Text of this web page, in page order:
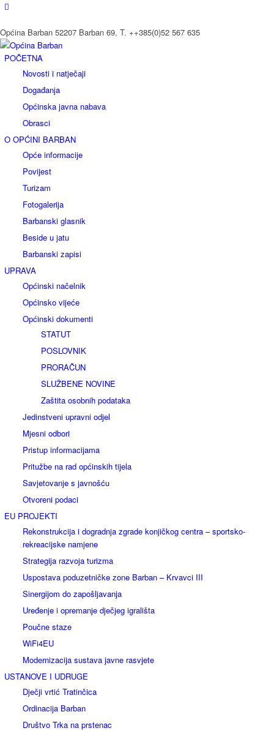
Općina Barban 52207 Barban 69, T. ++385(0)52 567 635
POČETNA
Novosti i natječaji
Događanja
Općinska javna nabava
Obrasci
O OPĆINI BARBAN
Opće informacije
Povijest
Turizam
Fotogalerija
Barbanski glasnik
Beside u jatu
Barbanski zapisi
UPRAVA
Općinski načelnik
Općinsko vijeće
Općinski dokumenti
STATUT
POSLOVNIK
PRORAČUN
SLUŽBENE NOVINE
Zaštita osobnih podataka
Jedinstveni upravni odjel
Mjesni odbori
Pristup informacijama
Pritužbe na rad općinskih tijela
Savjetovanje s javnošću
Otvoreni podaci
EU PROJEKTI
Rekonstrukcija i dogradnja zgrade konjičkog centra – sportsko-
rekreacijske namjene
Strategija razvoja turizma
Uspostava poduzetničke zone Barban – Krvavci III
Sinergijom do zapošljavanja
Uređenje i opremanje dječjeg igrališta
Poučne staze
WiFi4EU
Modernizacija sustava javne rasvjete
USTANOVE I UDRUGE
Dječji vrtić Tratinčica
Ordinacija Barban
Društvo Trka na prstenac